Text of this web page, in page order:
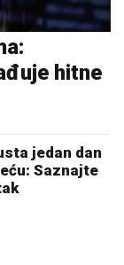
hitne
jedan dan
Saznajte